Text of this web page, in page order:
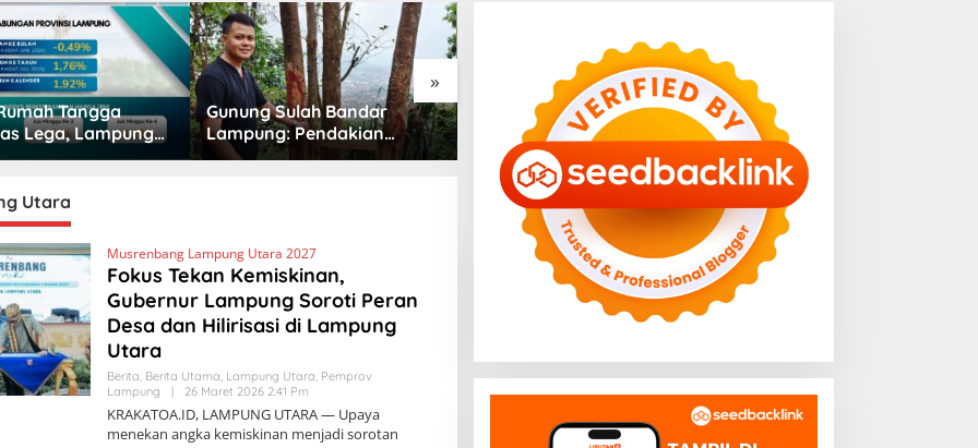
»
Tangga
Lega, Lampung
Paling Stabil
Gunung Sulah Bandar
Lampung: Pendakian
Singkat dengan Panorama
Bukan Sekadar Angka
Inflasi, Lampung Berhasil
Jaga Harga Pangan dan
Daya Beli Masyarakat
BBWS Mesuji Sekampung
Pastikan Pengaman Pantai
Mandiri Sejati Penuhi
Standar Mutu
Utara
Musrenbang Lampung Utara 2027
Fokus Tekan Kemiskinan,
Gubernur Lampung Soroti Peran
Desa dan Hilirisasi di Lampung
Utara
Berita, Berita Utama, Lampung Utara, Pemprov
Lampung
26 Maret 2026 2:41 Pm
E
H
KRAKATOA.ID, LAMPUNG UTARA — Upaya
menekan angka kemiskinan menjadi sorotan